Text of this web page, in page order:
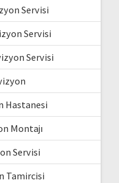
Servisi
Servisi
Servisi
Hastanesi
Montajı
Servisi
Tamircisi